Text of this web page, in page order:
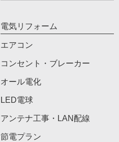
電気リフォーム
エアコン
コンセント・ブレーカー
オール電化
LED電球
アンテナ工事・LAN配線
節電プラン